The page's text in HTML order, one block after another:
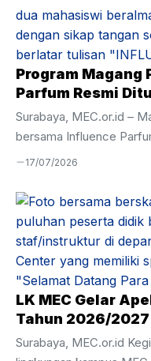
belajar lagi.
peserta di Mandiri
keterbatasan masa lalu
perkembangan. Melalui
belajar Al-Qur’an di MEC
Program Magang
Parfum Resmi
Surabaya, MEC.or.id –
bersama Influence
Penutupan Magang
magang yang telah
mulai 7 April hingga 7
oleh perwakilan
Kepala Kesiswaan
Hamim. Momen ini
pelaksanaan magang
peserta didik selama
17/07/2026
LK MEC Gelar
Tahun 2026/2027
Surabaya, MEC.or.id